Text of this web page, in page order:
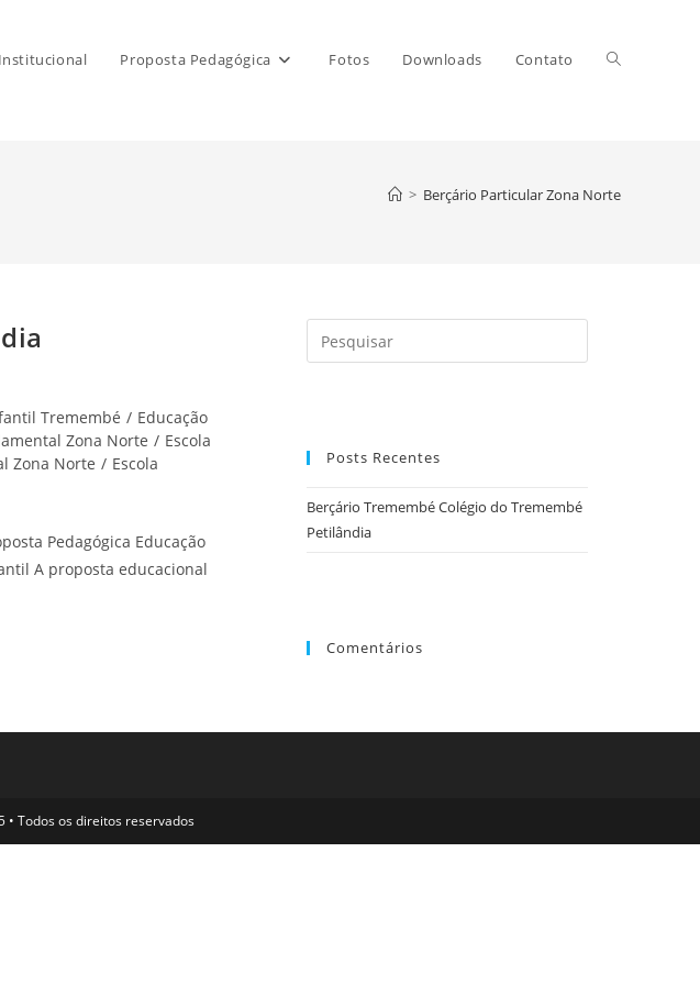
Institucional Proposta Pedagógica Fotos Downloads Contato Alternar
> Berçário Particular Zona Norte
Tremembé / Educação
Zona Norte / Escola
Zona Norte / Escola
Pedagógica Educação
A proposta educacional
a
Posts Recentes
Berçário Tremembé Colégio do Tremembé
Petilândia
Comentários
• Todos os direitos reservados